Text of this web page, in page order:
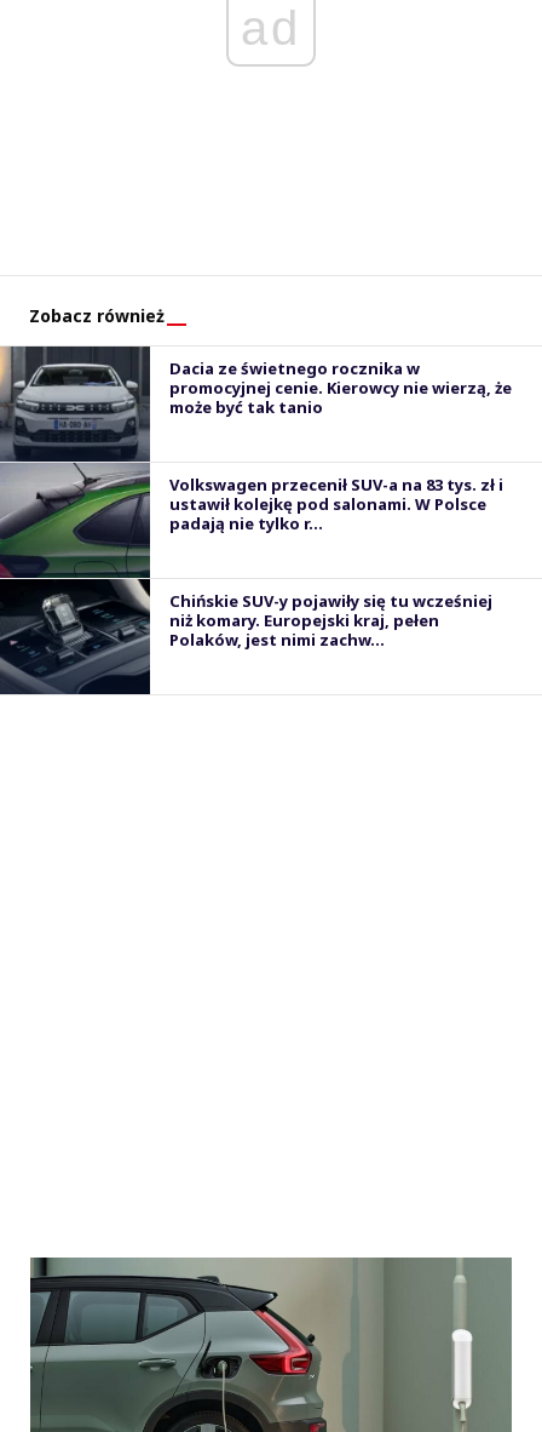
ad
Zobacz również
Dacia ze świetnego rocznika w
promocyjnej cenie. Kierowcy nie wierzą, że
może być tak tanio
Volkswagen przecenił SUV-a na 83 tys. zł i
ustawił kolejkę pod salonami. W Polsce
padają nie tylko r...
Chińskie SUV-y pojawiły się tu wcześniej
niż komary. Europejski kraj, pełen
Polaków, jest nimi zachw...